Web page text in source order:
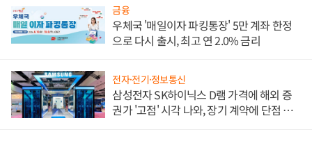
금융
우체국 '매일이자 파킹통장' 5만 계좌 한정
으로 다시 출시, 최고 연 2.0% 금리
전자·전기·정보통신
삼성전자 SK하이닉스 D램 가격에 해외 증
권가 '고점' 시각 나와, 장기 계약에 단점 부